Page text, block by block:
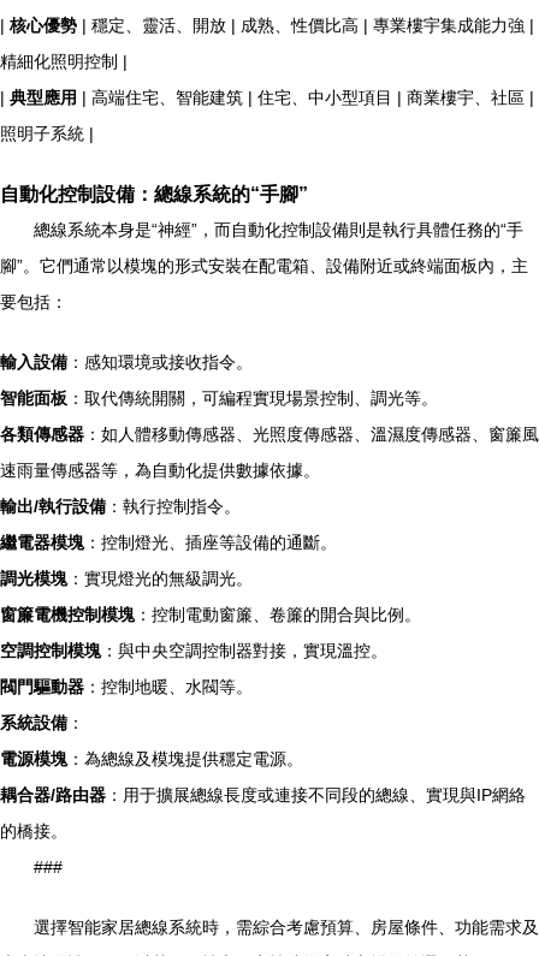
| 核心優勢 | 穩定、靈活、開放 | 成熟、性價比高 | 專業樓宇集成能力強 |
精細化照明控制 |
| 典型應用 | 高端住宅、智能建筑 | 住宅、中小型項目 | 商業樓宇、社區 |
照明子系統 |
自動化控制設備：總線系統的“手腳”
總線系統本身是“神經”，而自動化控制設備則是執行具體任務的“手
腳”。它們通常以模塊的形式安裝在配電箱、設備附近或終端面板內，主
要包括：
輸入設備 ：感知環境或接收指令。
智能面板 ：取代傳統開關，可編程實現場景控制、調光等。
各類傳感器 ：如人體移動傳感器、光照度傳感器、溫濕度傳感器、窗簾風
速雨量傳感器等，為自動化提供數據依據。
輸出/執行設備 ：執行控制指令。
繼電器模塊 ：控制燈光、插座等設備的通斷。
調光模塊 ：實現燈光的無級調光。
窗簾電機控制模塊 ：控制電動窗簾、卷簾的開合與比例。
空調控制模塊 ：與中央空調控制器對接，實現溫控。
閥門驅動器 ：控制地暖、水閥等。
系統設備 ：
電源模塊 ：為總線及模塊提供穩定電源。
耦合器/路由器 ：用于擴展總線長度或連接不同段的總線、實現與IP網絡
的橋接。
###
選擇智能家居總線系統時，需綜合考慮預算、房屋條件、功能需求及